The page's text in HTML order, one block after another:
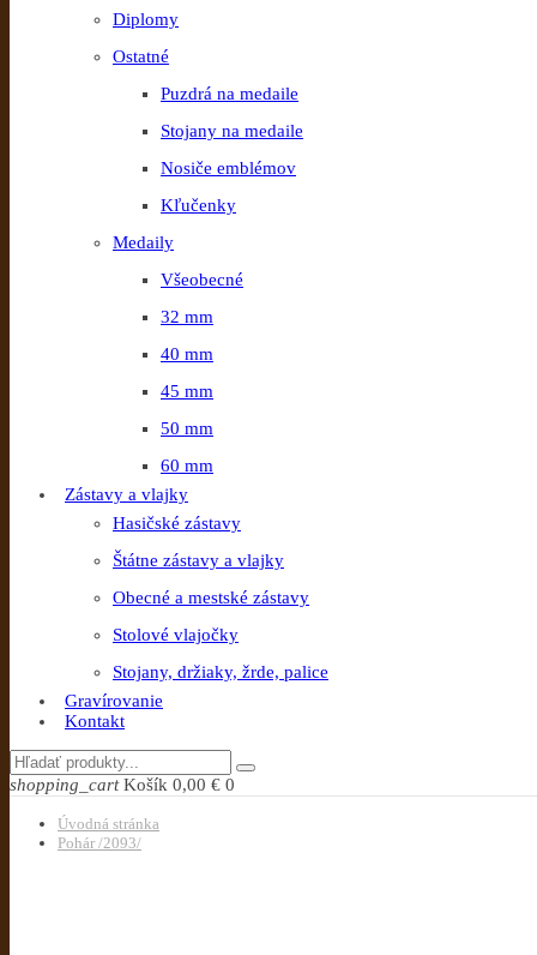
Diplomy
Ostatné
Puzdrá na medaile
Stojany na medaile
Nosiče emblémov
Kľučenky
Medaily
Všeobecné
32 mm
40 mm
45 mm
50 mm
60 mm
Zástavy a vlajky
Hasičské zástavy
Štátne zástavy a vlajky
Obecné a mestské zástavy
Stolové vlajočky
Stojany, držiaky, žrde, palice
Gravírovanie
Kontakt
shopping_cart Košík 0,00 € 0
Úvodná stránka
Pohár /2093/